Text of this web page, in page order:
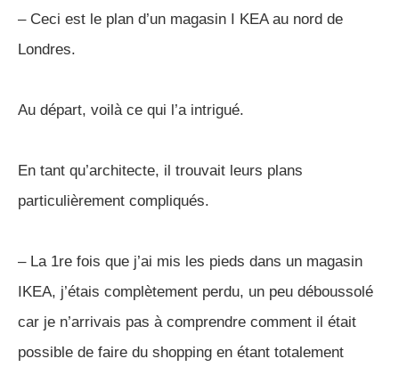
– Ceci est le plan d’un magasin I KEA au nord de
Londres.
Au départ, voilà ce qui l’a intrigué.
En tant qu’architecte, il trouvait leurs plans
particulièrement compliqués.
– La 1re fois que j’ai mis les pieds dans un magasin
IKEA, j’étais complètement perdu, un peu déboussolé
car je n’arrivais pas à comprendre comment il était
possible de faire du shopping en étant totalement